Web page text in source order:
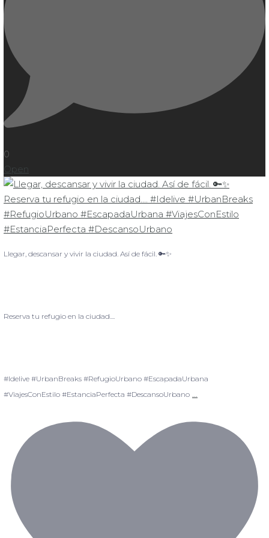
0
Open
Llegar, descansar y vivir la ciudad. Así de fácil. 🔑✨
Reserva tu refugio en la ciudad....
#Idelive #UrbanBreaks #RefugioUrbano #EscapadaUrbana
#ViajesConEstilo #EstanciaPerfecta #DescansoUrbano ...